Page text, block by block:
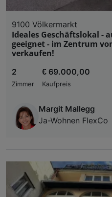
9100 Völkermarkt
Ideales Geschäftslokal -
geeignet - im Zentrum
verkaufen!
2
Zimmer
€ 69.000,00
Kaufpreis
Margit Mallegg
Ja-Wohnen FlexCo